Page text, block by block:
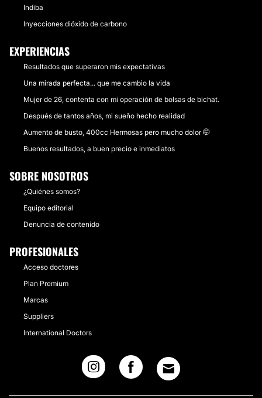
Indiba
Inyecciones dióxido de carbono
EXPERIENCIAS
Resultados que superaron mis expectativas
Una mirada perfecta... que me cambio la vida
Mujer de 26, contenta con mi operación de bolsas de bichat.
Después de tantos años, mi sueño hecho realidad
Aumento de busto, 400cc Hermosas pero mucho dolor 🤭
Buenos resultados, a buen precio e inmediatos
SOBRE NOSOTROS
¿Quiénes somos?
Equipo editorial
Denuncia de contenido
PROFESIONALES
Acceso doctores
Plan Premium
Marcas
Suppliers
International Doctors